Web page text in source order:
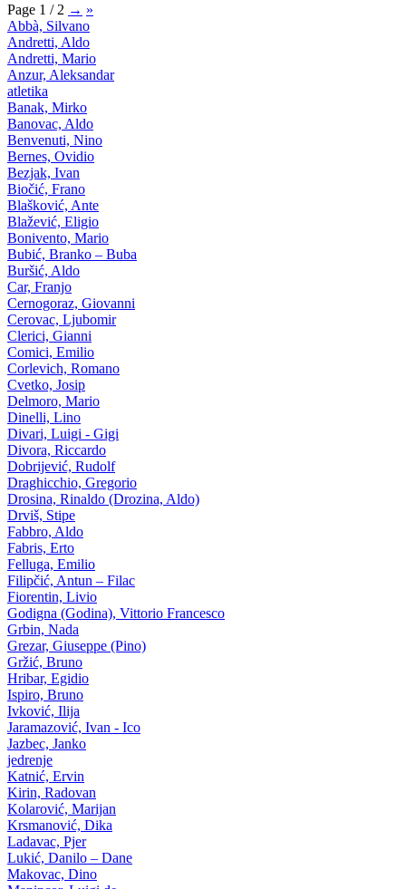
Page 1 / 2 → »
Abbà, Silvano
Andretti, Aldo
Andretti, Mario
Anzur, Aleksandar
atletika
Banak, Mirko
Banovac, Aldo
Benvenuti, Nino
Bernes, Ovidio
Bezjak, Ivan
Biočić, Frano
Blašković, Ante
Blažević, Eligio
Bonivento, Mario
Bubić, Branko – Buba
Buršić, Aldo
Car, Franjo
Cernogoraz, Giovanni
Cerovac, Ljubomir
Clerici, Gianni
Comici, Emilio
Corlevich, Romano
Cvetko, Josip
Delmoro, Mario
Dinelli, Lino
Divari, Luigi - Gigi
Divora, Riccardo
Dobrijević, Rudolf
Draghicchio, Gregorio
Drosina, Rinaldo (Drozina, Aldo)
Drviš, Stipe
Fabbro, Aldo
Fabris, Erto
Felluga, Emilio
Filipčić, Antun – Filac
Fiorentin, Livio
Godigna (Godina), Vittorio Francesco
Grbin, Nada
Grezar, Giuseppe (Pino)
Gržić, Bruno
Hribar, Egidio
Ispiro, Bruno
Ivković, Ilija
Jaramazović, Ivan - Ico
Jazbec, Janko
jedrenje
Katnić, Ervin
Kirin, Radovan
Kolarović, Marijan
Krsmanović, Dika
Ladavac, Pjer
Lukić, Danilo – Dane
Makovac, Dino